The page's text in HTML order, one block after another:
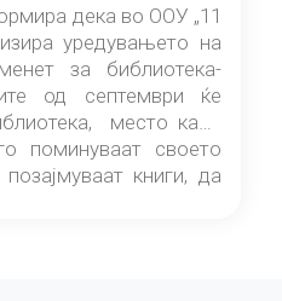
дека во ООУ „11
уредувањето на
за библиотека-
од септември ќе
место каде
поминуваат своето
книги, да